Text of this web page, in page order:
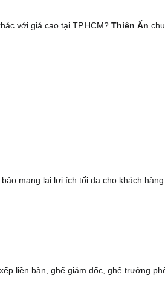
với giá cao tại TP.HCM? Thiên Ấn
mang lại lợi ích tối đa cho khách
liền bàn, ghế giám đốc, ghế trưởng